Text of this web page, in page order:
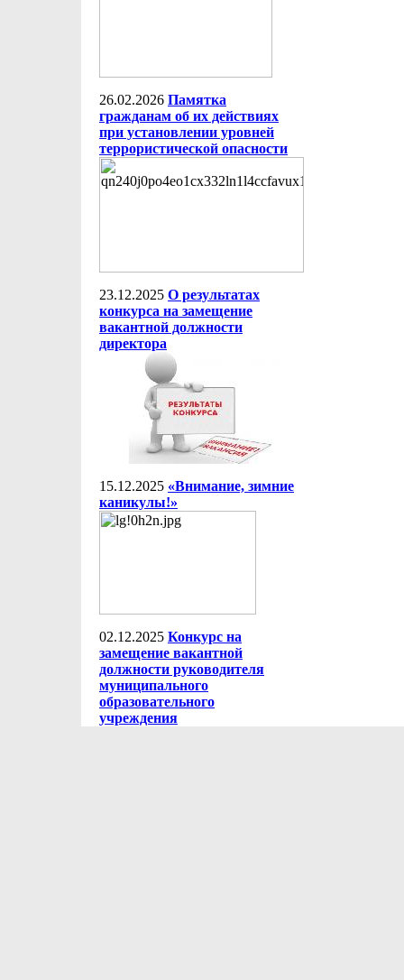
26.02.2026 Памятка
гражданам об их действиях
при установлении уровней
террористической опасности
23.12.2025 О результатах
конкурса на замещение
вакантной должности
директора
15.12.2025 «Внимание, зимние
каникулы!»
02.12.2025 Конкурс на
замещение вакантной
должности руководителя
муниципального
образовательного
учреждения